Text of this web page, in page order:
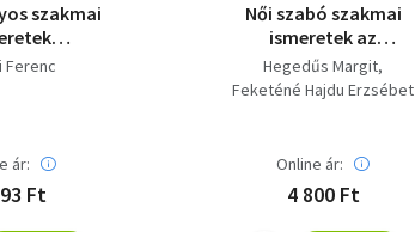
szakmai
Ferenc
ár:
Ft
Női szabó szakmai
ismeretek az
iparitanuló iskolák
I.,II.,III. osztálya
Hegedűs Margit
Feketéné Hajdu Erzsébet
Online ár:
4 800 Ft